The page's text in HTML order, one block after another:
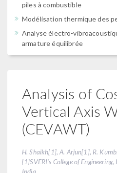
piles à combustible
Modélisation thermique des
Analyse électro-
armature équilibrée
Analysis of
Vertical Axis
(CEVAWT)
H. Shaikh[1], A. Arjun[1], R.
[1]SVERI's College of